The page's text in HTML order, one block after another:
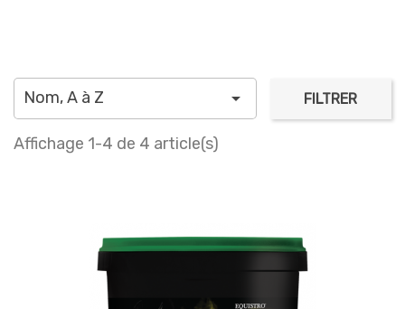
Nom, A à Z  FILTRER
Affichage 1-4 de 4 article(s)